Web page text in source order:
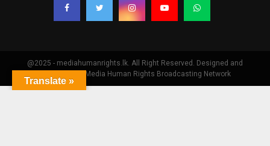
@2025 - mediahumanrights.lk. All Right Reserved. Designed and
Developed by Media Human Rights Broadcasting Network
Translate »